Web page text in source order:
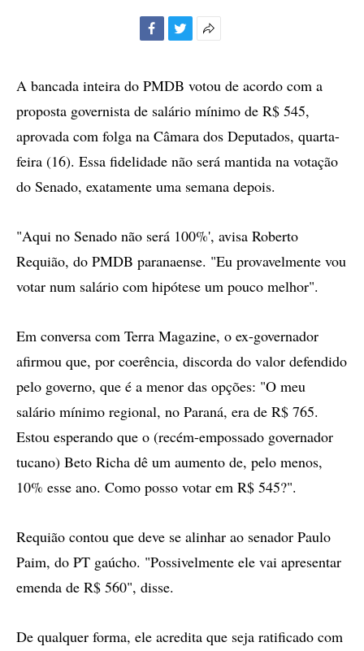
compartilhamento
A bancada inteira do PMDB votou de acordo com a
proposta governista de salário mínimo de R$ 545,
aprovada com folga na Câmara dos Deputados, quarta-
feira (16). Essa fidelidade não será mantida na votação
do Senado, exatamente uma semana depois.
"Aqui no Senado não será 100%', avisa Roberto
Requião, do PMDB paranaense. "Eu provavelmente vou
votar num salário com hipótese um pouco melhor".
Em conversa com Terra Magazine, o ex-governador
afirmou que, por coerência, discorda do valor defendido
pelo governo, que é a menor das opções: "O meu
salário mínimo regional, no Paraná, era de R$ 765.
Estou esperando que o (recém-empossado governador
tucano) Beto Richa dê um aumento de, pelo menos,
10% esse ano. Como posso votar em R$ 545?".
Requião contou que deve se alinhar ao senador Paulo
Paim, do PT gaúcho. "Possivelmente ele vai apresentar
emenda de R$ 560", disse.
De qualquer forma, ele acredita que seja ratificado com